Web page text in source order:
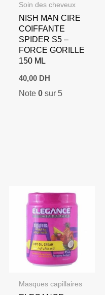
Soin des cheveux
NISH MAN CIRE
COIFFANTE
SPIDER S5 –
FORCE GORILLE
150 ML
40,00 DH
Note0 sur 5
Masques capillaires